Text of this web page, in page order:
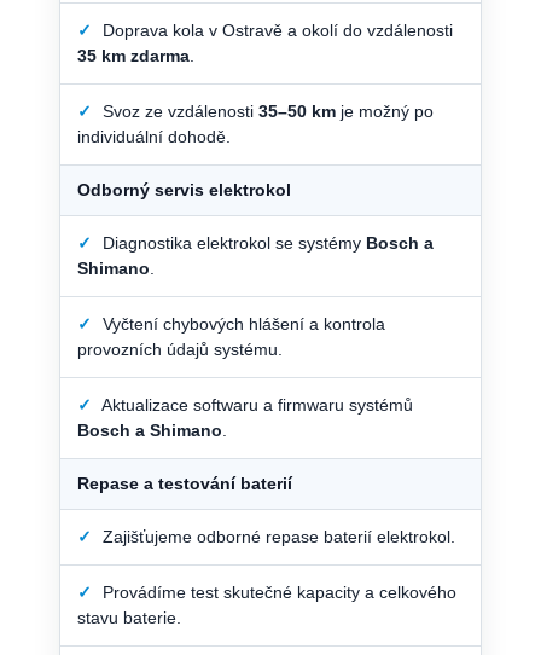
✓
Doprava kola v Ostravě a okolí do vzdálenosti
35 km zdarma
✓ Svoz ze vzdálenosti 35–50 km je možný po
individuální dohodě.
Odborný servis elektrokol
✓ Diagnostika elektrokol se systémy Bosch a
Shimano
✓
Vyčtení chybových hlášení a kontrola
provozních údajů systému.
✓
Aktualizace softwaru a firmwaru systémů
Bosch a Shimano
Repase a testování baterií
✓ Zajišťujeme odborné repase baterií elektrokol.
✓
Provádíme test skutečné kapacity a celkového
stavu baterie.